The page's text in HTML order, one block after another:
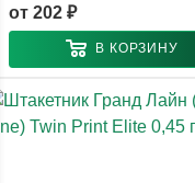
от 202 ₽
В КОРЗИНУ